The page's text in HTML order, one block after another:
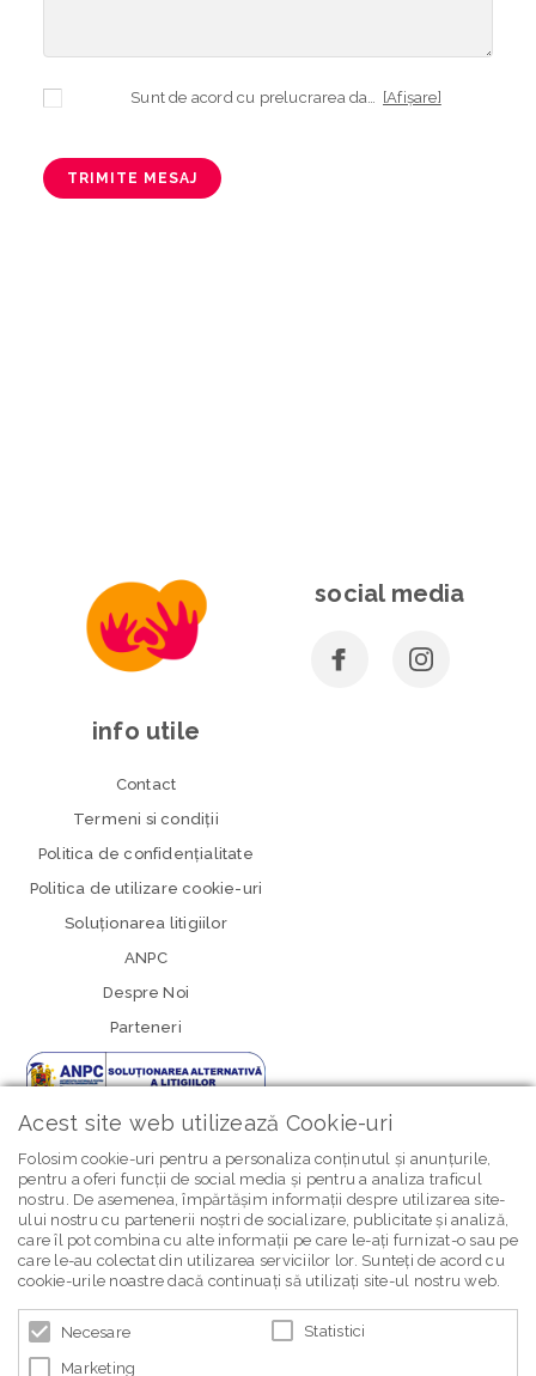
[Afișare]
TRIMITE MESAJ
social media
info utile
Contact
Termeni si condiţii
Politica de confidenţialitate
Politica de utilizare cookie-uri
Soluționarea litigiilor
ANPC
Despre Noi
Parteneri
newsletter Bebe Brands
Acest site web utilizează Cookie-uri
Folosim cookie-uri pentru a personaliza conținutul și anunțurile,
pentru a oferi funcții de social media și pentru a analiza traficul
nostru. De asemenea, împărtășim informații despre utilizarea site-
ului nostru cu partenerii noștri de socializare, publicitate și analiză,
care îl pot combina cu alte informații pe care le-ați furnizat-o sau pe
care le-au colectat din utilizarea serviciilor lor. Sunteți de acord cu
cookie-urile noastre dacă continuați să utilizați site-ul nostru web.
Necesare Statistici
Marketing